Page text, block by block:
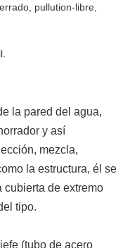
100%
pullution-libre,
la pared del agua,
y así
mezcla,
la estructura, él se
cubierta de extremo
tipo.
(tubo de acero